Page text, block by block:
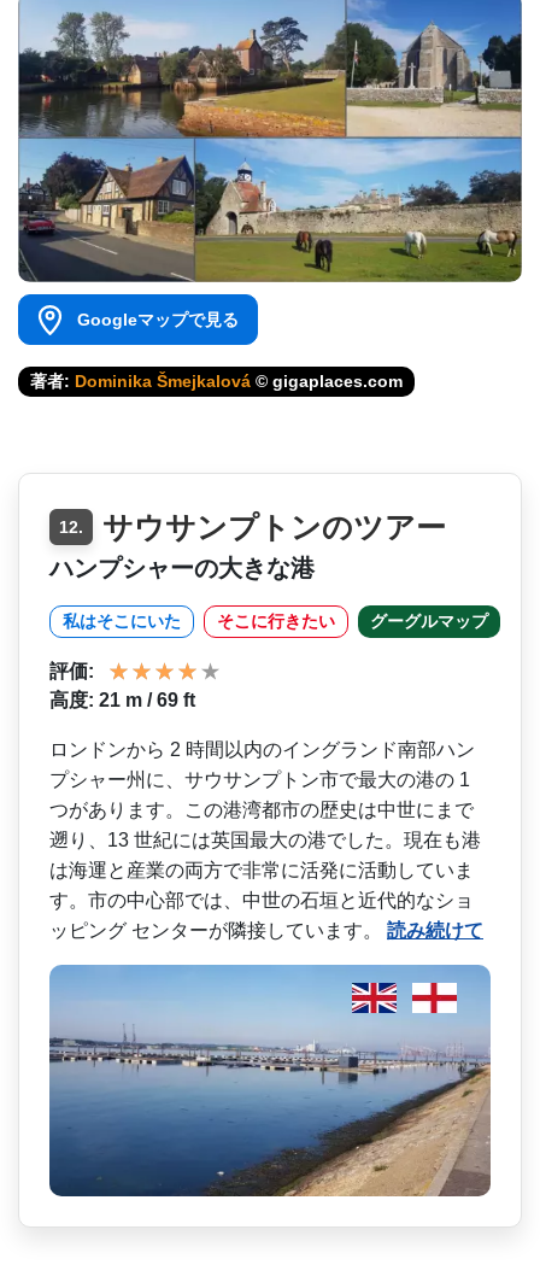
Googleマップで見る
著者: Dominika Šmejkalová © gigaplaces.com
12. サウサンプトンのツアー
ハンプシャーの大きな港
私はそこにいた そこに行きたい グーグルマップ
評価:
高度: 21 m / 69 ft
ロンドンから 2 時間以内のイングランド南部­ハン
プシャー州に、サウサンプトン市で最大の港の 1
つがあります。この港湾都市­の歴史は中世にまで
遡り、13 世紀には英国最大の港でした­。現在も港
は海運と産業の両方で非常に活発に活動し­ていま
す。市の中心部では、中世の石垣と近代的なシ­ョ
ッピング センターが隣接しています。 読み続けて